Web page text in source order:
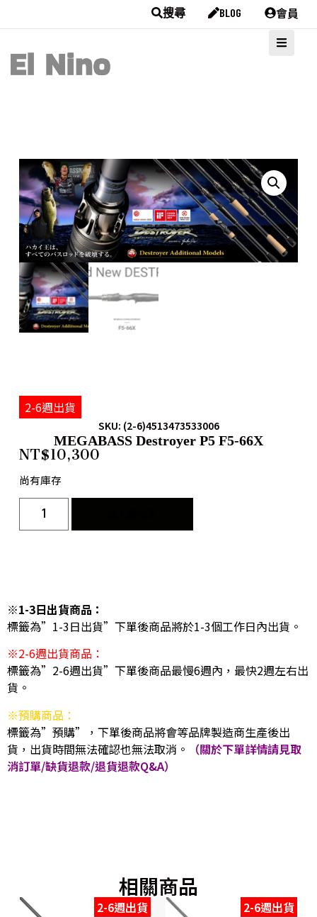
搜尋 BLOG 會員
2-6週出貨
SKU: (2-6)4513473533006
MEGABASS Destroyer P5 F5-66X
NT$10,300
尚有庫存
※1-3日出貨商品：
標籤為”1-3日出貨”下單後商品將於1-3個工作日內出貨。
※2-6週出貨商品：
標籤為”2-6週出貨”下單後商品最慢6週內，最快2週左右出
貨。
※預購商品：
標籤為”預購”，下單後商品將會等品牌製造商生產後出
貨，出貨時間無法確認也無法取消。
（關於下單詳情請見取
消訂單/缺貨退款/退貨退款Q&A）
相關商品
2-6週出貨 2-6週出貨